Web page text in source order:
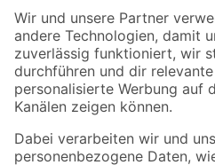
Der toom Newsletter: Keine Angebote
Zur Newsletter Anmeldung
Folge uns